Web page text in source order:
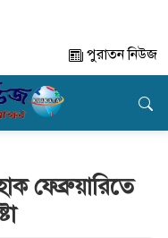
পুরাতন নিউজ
ফেব্রুয়ারিতে